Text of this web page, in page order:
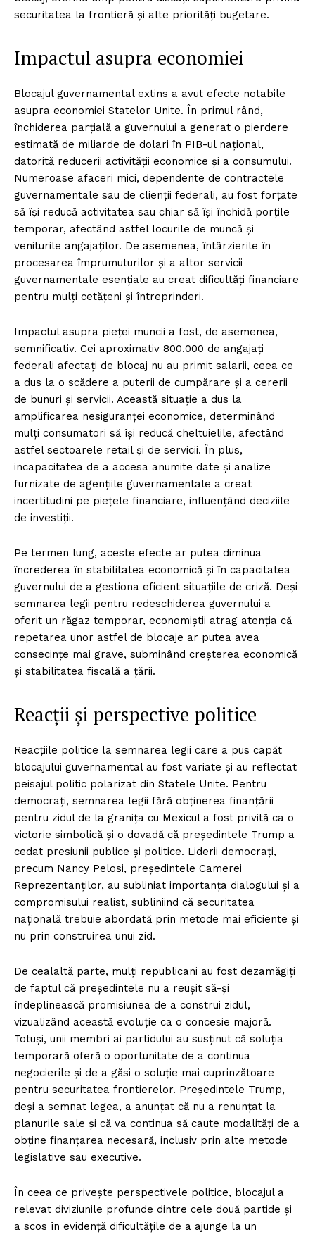
securitatea la frontieră și alte priorități bugetare.
Impactul asupra economiei
Blocajul guvernamental extins a avut efecte notabile
asupra economiei Statelor Unite. În primul rând,
închiderea parțială a guvernului a generat o pierdere
estimată de miliarde de dolari în PIB-ul național,
datorită reducerii activității economice și a consumului.
Numeroase afaceri mici, dependente de contractele
guvernamentale sau de clienții federali, au fost forțate
să își reducă activitatea sau chiar să își închidă porțile
temporar, afectând astfel locurile de muncă și
veniturile angajaților. De asemenea, întârzierile în
procesarea împrumuturilor și a altor servicii
guvernamentale esențiale au creat dificultăți financiare
pentru mulți cetățeni și întreprinderi.
Impactul asupra pieței muncii a fost, de asemenea,
semnificativ. Cei aproximativ 800.000 de angajați
federali afectați de blocaj nu au primit salarii, ceea ce
a dus la o scădere a puterii de cumpărare și a cererii
de bunuri și servicii. Această situație a dus la
amplificarea nesiguranței economice, determinând
mulți consumatori să își reducă cheltuielile, afectând
astfel sectoarele retail și de servicii. În plus,
incapacitatea de a accesa anumite date și analize
furnizate de agențiile guvernamentale a creat
incertitudini pe piețele financiare, influențând deciziile
de investiții.
Pe termen lung, aceste efecte ar putea diminua
încrederea în stabilitatea economică și în capacitatea
guvernului de a gestiona eficient situațiile de criză. Deși
semnarea legii pentru redeschiderea guvernului a
oferit un răgaz temporar, economiștii atrag atenția că
repetarea unor astfel de blocaje ar putea avea
consecințe mai grave, subminând creșterea economică
și stabilitatea fiscală a țării.
Reacții și perspective politice
Reacțiile politice la semnarea legii care a pus capăt
blocajului guvernamental au fost variate și au reflectat
peisajul politic polarizat din Statele Unite. Pentru
democrați, semnarea legii fără obținerea finanțării
pentru zidul de la granița cu Mexicul a fost privită ca o
victorie simbolică și o dovadă că președintele Trump a
cedat presiunii publice și politice. Liderii democrați,
precum Nancy Pelosi, președintele Camerei
Reprezentanților, au subliniat importanța dialogului și a
compromisului realist, subliniind că securitatea
națională trebuie abordată prin metode mai eficiente și
nu prin construirea unui zid.
De cealaltă parte, mulți republicani au fost dezamăgiți
de faptul că președintele nu a reușit să-și
îndeplinească promisiunea de a construi zidul,
vizualizând această evoluție ca o concesie majoră.
Totuși, unii membri ai partidului au susținut că soluția
temporară oferă o oportunitate de a continua
negocierile și de a găsi o soluție mai cuprinzătoare
pentru securitatea frontierelor. Președintele Trump,
deși a semnat legea, a anunțat că nu a renunțat la
planurile sale și că va continua să caute modalități de a
obține finanțarea necesară, inclusiv prin alte metode
legislative sau executive.
În ceea ce privește perspectivele politice, blocajul a
relevat diviziunile profunde dintre cele două partide și
a scos în evidență dificultățile de a ajunge la un